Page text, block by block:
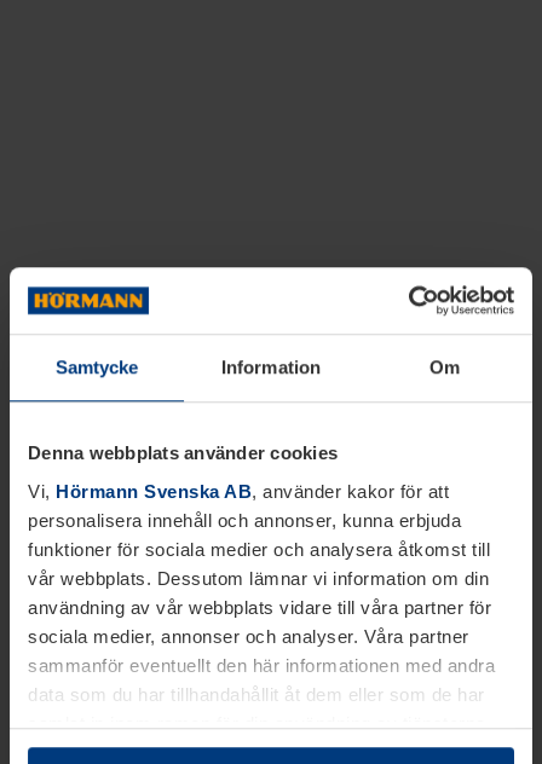
Samtycke Information Om
Denna webbplats använder cookies
Vi, Hörmann Svenska AB, använder kakor för att
personalisera innehåll och annonser, kunna erbjuda
funktioner för sociala medier och analysera åtkomst till
vår webbplats. Dessutom lämnar vi information om din
användning av vår webbplats vidare till våra partner för
sociala medier, annonser och analyser. Våra partner
sammanför eventuellt den här informationen med andra
data som du har tillhandahållit åt dem eller som de har
samlat in inom ramen för din användning av tjänsterna.
Juridiskt kan vi lagra kakor på din enhet, om de är